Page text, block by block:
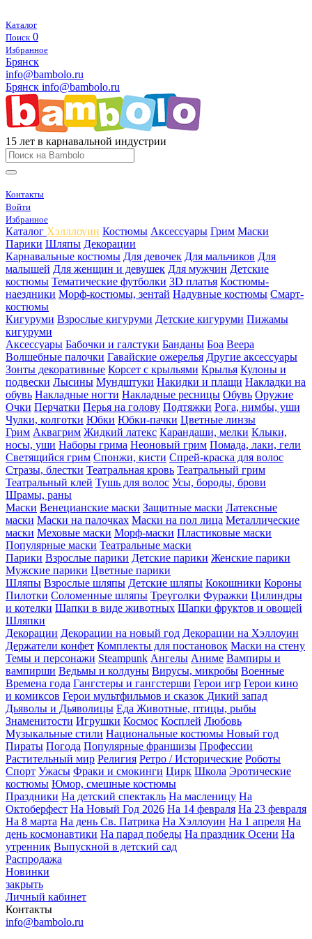
Каталог
Поиск 0
Избранное
Брянск
info@bambolo.ru
Брянск info@bambolo.ru
15 лет в карнавальной индустрии
Контакты
Войти
Избранное
Каталог Хэлллоуин Костюмы Аксессуары Грим Маски
Парики Шляпы Декорации
Карнавальные костюмы Для девочек Для мальчиков Для
малышей Для женщин и девушек Для мужчин Детские
костюмы Тематические футболки 3D платья Костюмы-
наездники Морф-костюмы, зентай Надувные костюмы Смарт-
костюмы
Кигуруми Взрослые кигуруми Детские кигуруми Пижамы
кигуруми
Аксессуары Бабочки и галстуки Банданы Боа Веера
Волшебные палочки Гавайские ожерелья Другие аксессуары
Зонты декоративные Корсет с крыльями Крылья Кулоны и
подвески Лысины Мундштуки Накидки и плащи Накладки на
обувь Накладные ногти Накладные ресницы Обувь Оружие
Очки Перчатки Перья на голову Подтяжки Рога, нимбы, уши
Чулки, колготки Юбки Юбки-пачки Цветные линзы
Грим Аквагрим Жидкий латекс Карандаши, мелки Клыки,
носы, уши Наборы грима Неоновый грим Помада, лаки, гели
Светящийся грим Спонжи, кисти Спрей-краска для волос
Стразы, блестки Театральная кровь Театральный грим
Театральный клей Тушь для волос Усы, бороды, брови
Шрамы, раны
Маски Венецианские маски Защитные маски Латексные
маски Маски на палочках Маски на пол лица Металлические
маски Меховые маски Морф-маски Пластиковые маски
Популярные маски Театральные маски
Парики Взрослые парики Детские парики Женские парики
Мужские парики Цветные парики
Шляпы Взрослые шляпы Детские шляпы Кокошники Короны
Пилотки Соломенные шляпы Треуголки Фуражки Цилиндры
и котелки Шапки в виде животных Шапки фруктов и овощей
Шляпки
Декорации Декорации на новый год Декорации на Хэллоуин
Держатели конфет Комплекты для постановок Маски на стену
Темы и персонажи Steampunk Ангелы Аниме Вампиры и
вампирши Ведьмы и колдуны Вирусы, микробы Военные
Времена года Гангстеры и гангстерши Герои игр Герои кино
и комиксов Герои мультфильмов и сказок Дикий запад
Дьяволы и Дьяволицы Еда Животные, птицы, рыбы
Знаменитости Игрушки Космос Косплей Любовь
Музыкальные стили Национальные костюмы Новый год
Пираты Погода Популярные франшизы Профессии
Растительный мир Религия Ретро / Исторические Роботы
Спорт Ужасы Фраки и смокинги Цирк Школа Эротические
костюмы Юмор, смешные костюмы
Праздники На детский спектакль На масленицу На
Октоберфест На Новый Год 2026 На 14 февраля На 23 февраля
На 8 марта На день Св. Патрика На Хэллоуин На 1 апреля На
день космонавтики На парад победы На праздник Осени На
утренник Выпускной в детский сад
Распродажа
Новинки
закрыть
Личный кабинет
Контакты
info@bambolo.ru